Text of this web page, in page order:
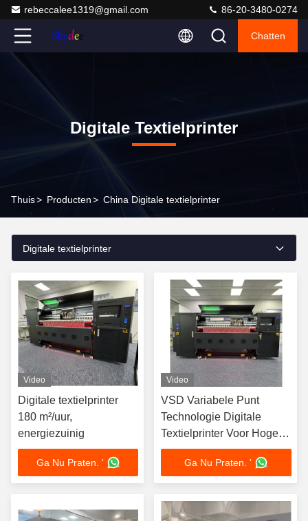
rebeccalee1319@gmail.com 86-20-3480-0274
Chatten
Digitale Textielprinter
Thuis> Producten> China Digitale textielprinter
Digitale textielprinter
Video
Digitale textielprinter
180 m²/uur,
energiezuinig
Ga Nu Praten. '
Video
VSD Variabele Punt
Technologie Digitale
Textielprinter Voor Hoge
Precisie
3780*2650*1850mm
Ga Nu Praten. '